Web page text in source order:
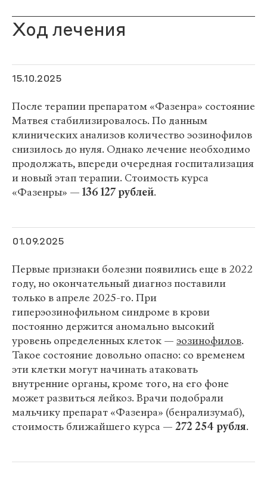
Ход лечения
15.10.2025
После терапии препаратом «Фазенра» состояние
Матвея стабилизировалось. По данным
клинических анализов количество эозинофилов
снизилось до нуля. Однако лечение необходимо
продолжать, впереди очередная госпитализация
и новый этап терапии. Стоимость курса
«Фазенры» — 136 127 рублей.
01.09.2025
Первые признаки болезни появились еще в 2022
году, но окончательный диагноз поставили
только в апреле 2025-го. При
гиперэозинофильном синдроме в крови
постоянно держится аномально высокий
уровень определенных клеток — эозинофилов.
Такое состояние довольно опасно: со временем
эти клетки могут начинать атаковать
внутренние органы, кроме того, на его фоне
может развиться лейкоз. Врачи подобрали
мальчику препарат «Фазенра» (бенрализумаб),
стоимость ближайшего курса — 272 254 рубля.